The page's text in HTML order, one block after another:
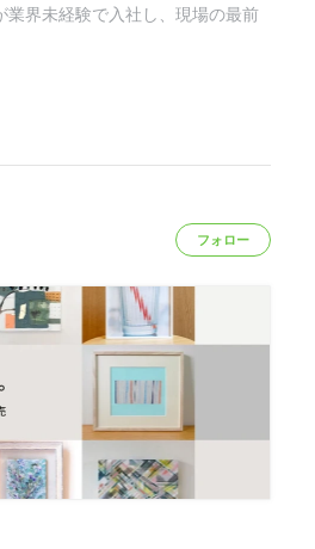
界未経験で入社し、現場の最前
フォロー